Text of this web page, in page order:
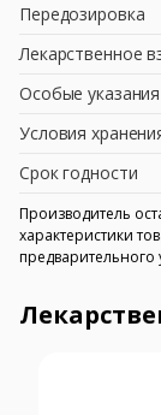
Передозировка
Лекарственное
Особые указания
Условия
Срок годности
Производитель
характеристики